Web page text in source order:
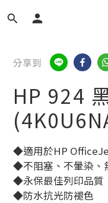
分享到
HP 924
◆適用於HP
◆不阻塞、不暈染、
◆永保最佳列印品質
◆防水抗光防褪色